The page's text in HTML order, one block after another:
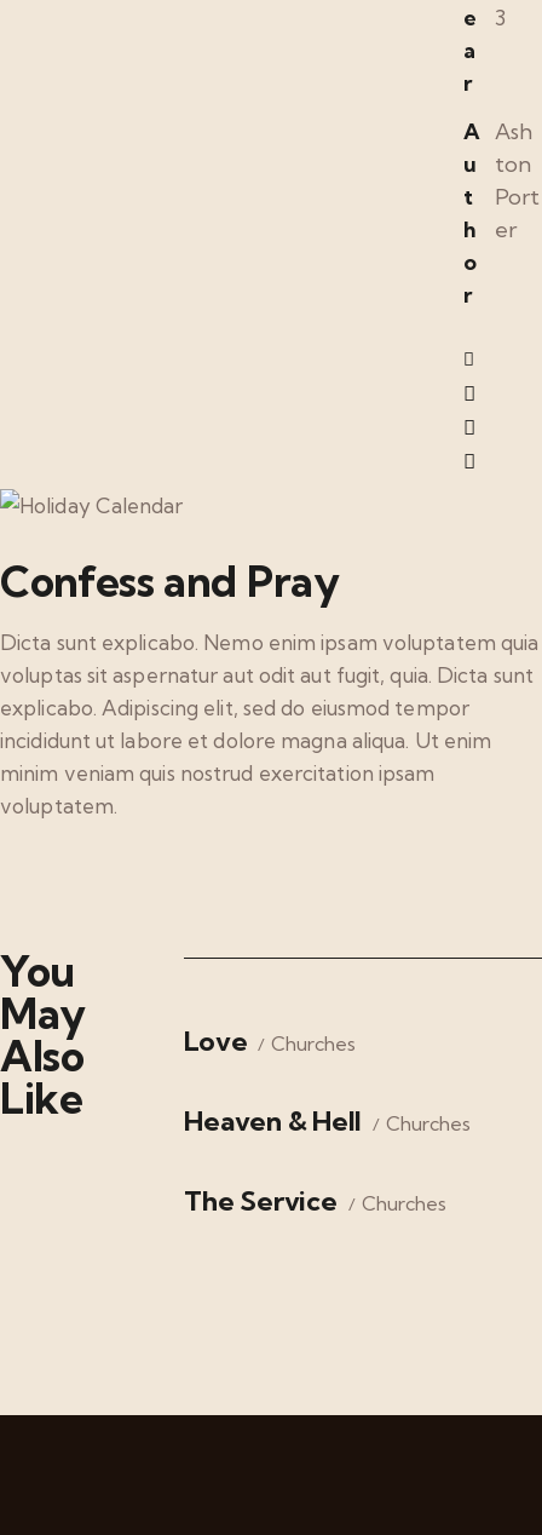
e
a
r
3
A
u
t
h
o
r
Ash
ton
Port
er
Confess and Pray
Dicta sunt explicabo. Nemo enim ipsam voluptatem quia
voluptas sit aspernatur aut odit aut fugit, quia. Dicta sunt
explicabo. Adipiscing elit, sed do eiusmod tempor
incididunt ut labore et dolore magna aliqua. Ut enim
minim veniam quis nostrud exercitation ipsam
voluptatem.
You
May
Also
Like
Churches
Love
Churches
Heaven & Hell
Churches
The Service